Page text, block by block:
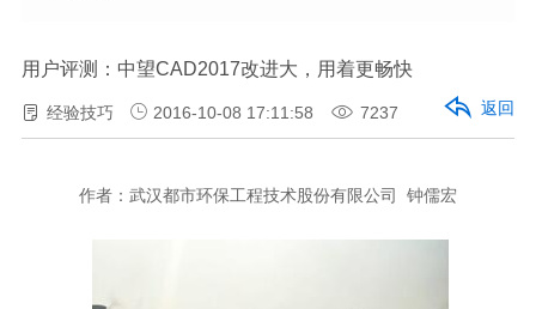
用户评测：中望CAD2017改进大，用着更畅快
经验技巧 2016-10-08 17:11:58 7237 返回
作者：武汉都市环保工程技术股份有限公司 钟儒宏